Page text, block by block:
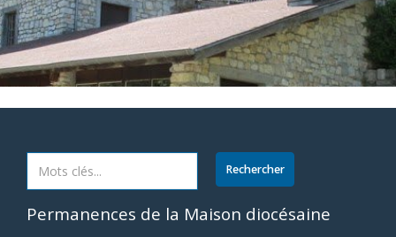
Permanences de la Maison diocésaine